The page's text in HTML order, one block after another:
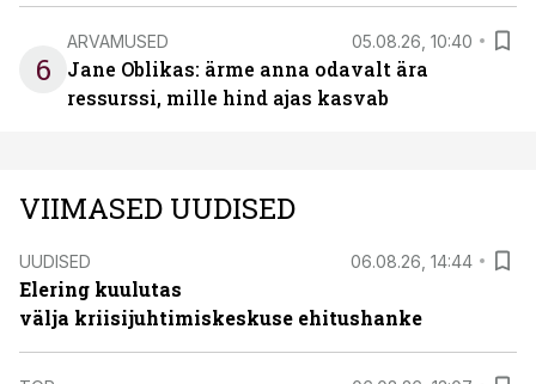
6
ARVAMUSED 05.08.26, 10:40
Jane Oblikas: ärme anna odavalt ära
ressurssi, mille hind ajas kasvab
VIIMASED UUDISED
UUDISED 06.08.26, 14:44
Elering kuulutas
välja kriisijuhtimiskeskuse ehitushanke